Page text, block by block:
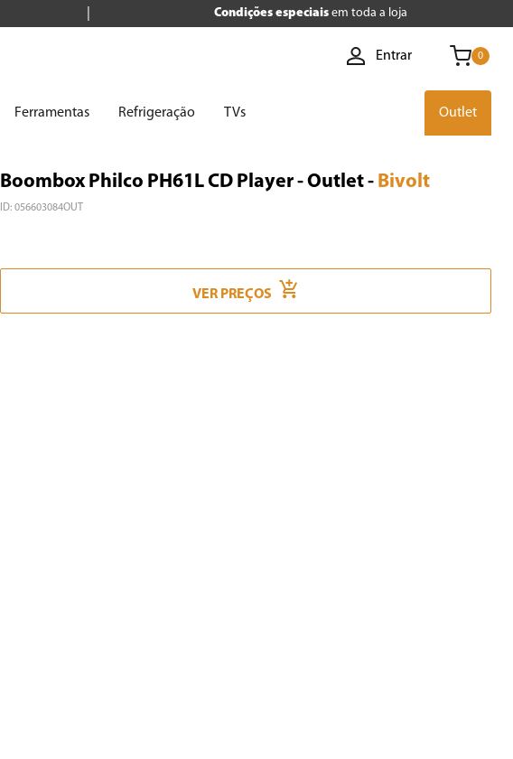
Condições especiais em toda a loja
Entrar 0
Ferramentas Refrigeração TVs Outlet
Boombox Philco PH61L CD Player - Outlet- Bivolt
ID: 056603084OUT
VER PREÇOS